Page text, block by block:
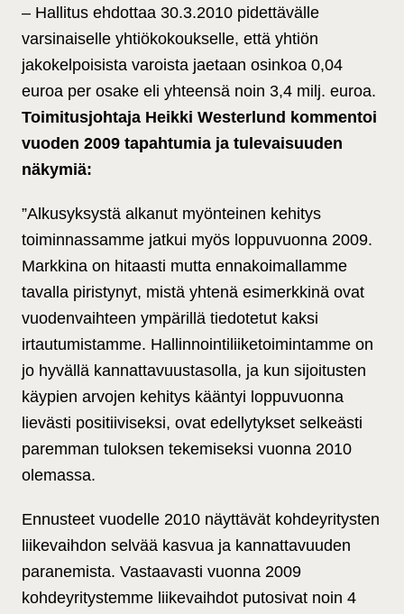
– Hallitus ehdottaa 30.3.2010 pidettävälle
varsinaiselle yhtiökokoukselle, että yhtiön
jakokelpoisista varoista jaetaan osinkoa 0,04
euroa per osake eli yhteensä noin 3,4 milj. euroa.
Toimitusjohtaja Heikki Westerlund kommentoi
vuoden 2009 tapahtumia ja tulevaisuuden
näkymiä:
”Alkusyksystä alkanut myönteinen kehitys
toiminnassamme jatkui myös loppuvuonna 2009.
Markkina on hitaasti mutta ennakoimallamme
tavalla piristynyt, mistä yhtenä esimerkkinä ovat
vuodenvaihteen ympärillä tiedotetut kaksi
irtautumistamme. Hallinnointiliiketoimintamme on
jo hyvällä kannattavuustasolla, ja kun sijoitusten
käypien arvojen kehitys kääntyi loppuvuonna
lievästi positiiviseksi, ovat edellytykset selkeästi
paremman tuloksen tekemiseksi vuonna 2010
olemassa.
Ennusteet vuodelle 2010 näyttävät kohdeyritysten
liikevaihdon selvää kasvua ja kannattavuuden
paranemista. Vastaavasti vuonna 2009
kohdeyritystemme liikevaihdot putosivat noin 4